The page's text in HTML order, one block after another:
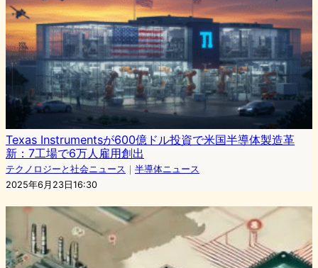
Texas Instrumentsが600億ドル投資で米国半導体製造革
新：7工場で6万人雇用創出
テクノロジーと社会ニュース ｜ 半導体ニュース
2025年6月23日16:30